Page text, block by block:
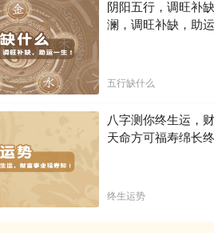
阴阳五行，调旺补
澜，调旺补缺，助
五行缺什么
八字测你终生运，
天命方可福寿绵长
终生运势